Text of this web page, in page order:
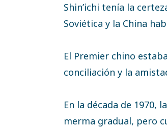
Shin’ichi tenía la
Soviética y la China
El Premier chino
conciliación y la
En la década de 1970,
merma gradual, pero